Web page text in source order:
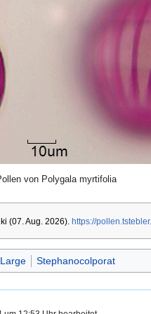
von Polygala myrtifolia
(07. Aug. 2026). https://
Stephanocolporat